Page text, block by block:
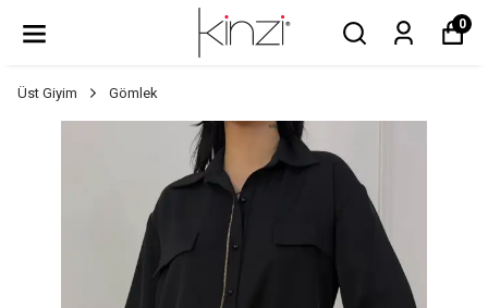
0
Üst Giyim Gömlek